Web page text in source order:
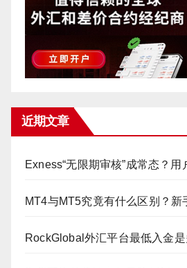
近期文章
Exness“无限期审核”成常态？
MT4与MT5究竟有什么区别？新
RockGlobal外汇平台最低入金是